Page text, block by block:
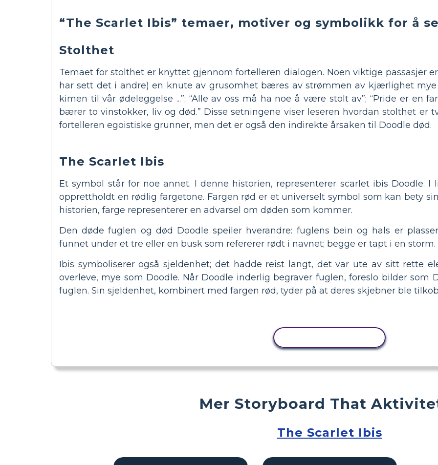
“The Scarlet Ibis” temaer, motiver og symbolikk for å
Stolthet
Temaet for stolthet er knyttet gjennom fortelleren dialogen. Noen viktige passasjer
har sett det i andre) en knute av grusomhet bæres av strømmen av kjærlighet
kimen til vår ødeleggelse ...”; “Alle av oss må ha noe å være stolt av”; “Pride er en
bærer to vinstokker, liv og død.” Disse setningene viser leseren hvordan stolthet er
fortelleren egoistiske grunner, men det er også den indirekte årsaken til Doodle død.
The Scarlet Ibis
Et symbol står for noe annet. I denne historien, representerer scarlet ibis Doodle.
opprettholdt en rødlig fargetone. Fargen rød er et universelt symbol som kan bety
historien, farge representerer en advarsel om døden som kommer.
Den døde fuglen og død Doodle speiler hverandre: fuglens bein og hals er
funnet under et tre eller en busk som refererer rødt i navnet; begge er tapt i en storm.
Ibis symboliserer også sjeldenhet; det hadde reist langt, det var ute av sitt rette
overleve, mye som Doodle. Når Doodle inderlig begraver fuglen, foreslo bilder som
fuglen. Sin sjeldenhet, kombinert med fargen rød, tyder på at deres skjebner ble
Mer Storyboard That
The Scarlet Ibis